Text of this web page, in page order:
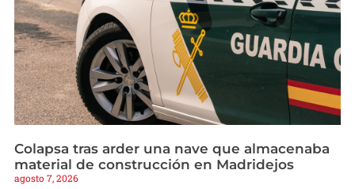
Colapsa tras arder una nave que almacenaba
material de construcción en Madridejos
agosto 7, 2026